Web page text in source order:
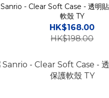
Sanrio - Clear Soft Case - 透明
軟殼 TY
HK$168.00
HK$198.00